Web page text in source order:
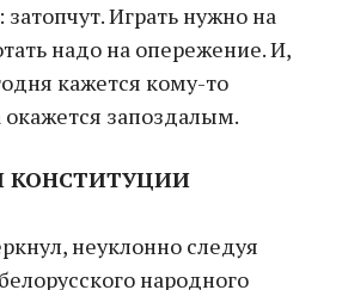
Играть нужно на
надо на опережение. И,
кажется кому-то
запоздалым.
КОНСТИТУЦИИ
неуклонно следуя
народного